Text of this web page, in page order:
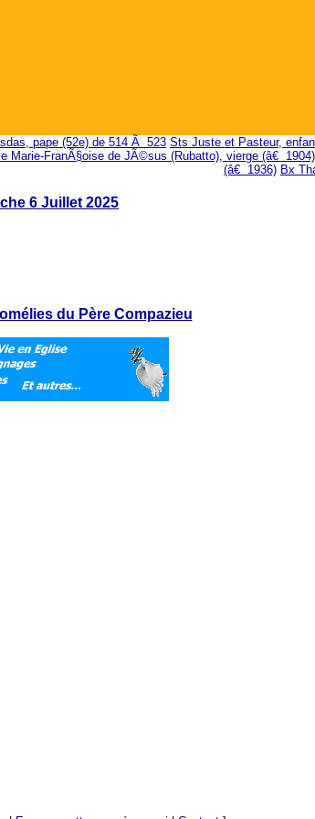
pape (52e) de 514 Ã 523 Sts Juste et Pasteur,
Marie-FranÃ§oise de JÃ©sus (Rubatto), vierge (â€ 1904)
(â€ 1936) Bx
6 Juillet 2025
du Père Compazieu